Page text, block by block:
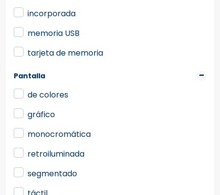
incorporada
memoria USB
tarjeta de memoria
Pantalla
de colores
gráfico
monocromática
retroiluminada
segmentado